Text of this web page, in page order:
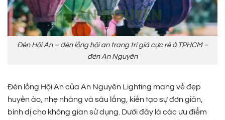
Đèn Hội An – đèn lồng hội an trang trí giá cực rẻ ở TPHCM –
đèn An Nguyên
Đèn lồng Hội An của An Nguyên Lighting mang vẻ đẹp
huyền ảo, nhẹ nhàng và sâu lắng, kiến tạo sự đơn giản,
bình dị cho không gian sử dụng. Dưới đây là các ưu điểm